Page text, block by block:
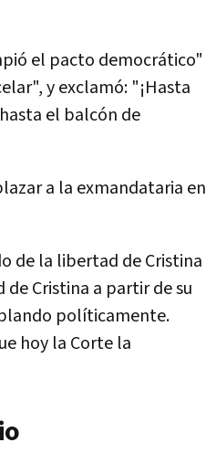
el pacto democrático"
y exclamó: "¡Hasta
el balcón de
a la exmandataria en
de la libertad de Cristina
Cristina a partir de su
políticamente.
hoy la Corte la